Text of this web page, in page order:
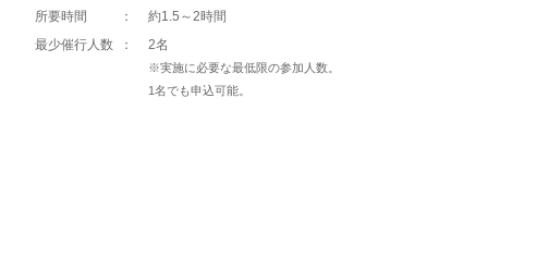
所要時間 ：
約1.5～2時間
最少催行人数
： 2名
※実施に必要な最低限の参加人数。
1名でも申込可能。